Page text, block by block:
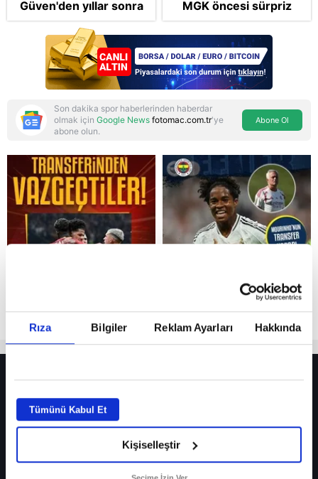
Rıza Bilgiler Reklam Ayarları Hakkında
Tümünü Kabul Et
Kişiselleştir
Reddet
Güven'den yıllar sonra
gelen Cansu Demirci
itirafı! "Konuşmuyoruz"
MGK öncesi sürpriz
zirve: Çerçeve Yasa
teklifi gündemde
Son dakika spor haberlerinden haberdar
olmak için Google News fotomac.com.tr'ye
abone olun.
Abone Ol
Fenerbahçe’de sürpriz ayrılık ihtimali! Devre arasında gelmişti
Fenerbahçe’nin yeni transferi Mason Greenwood için olay sözler!
Galatasaray’da rota yeniden Thiago Almada!